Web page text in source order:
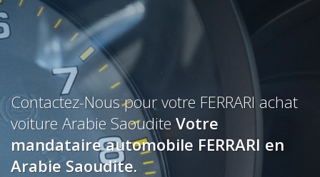
Contactez-Nous pour votre FERRARI achat
voiture Arabie Saoudite Votre
mandataire automobile FERRARI en
Arabie Saoudite.